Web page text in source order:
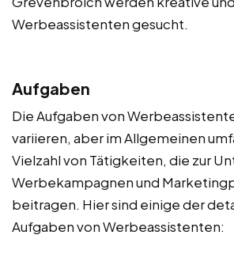
Werbeassistenten gesucht.
Aufgaben
Die Aufgaben von
variieren, aber im Allgemeinen
Vielzahl von Tätigkeiten, die zur
Werbekampagnen und
beitragen. Hier sind einige der
Aufgaben von Werbeassistenten: